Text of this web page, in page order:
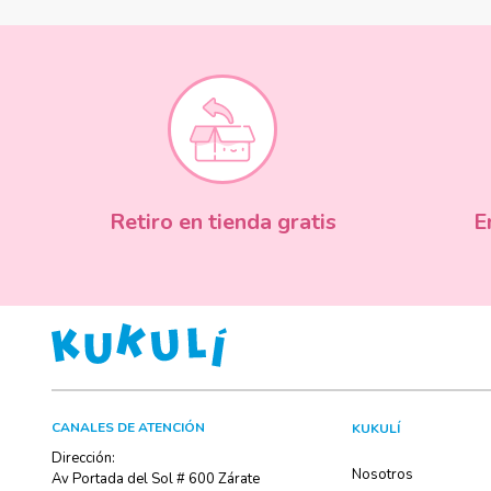
Retiro en tienda gratis
CANALES DE ATENCIÓN
Dirección:
Av Portada del Sol # 600 Zárate
KUKULÍ
Nosotros